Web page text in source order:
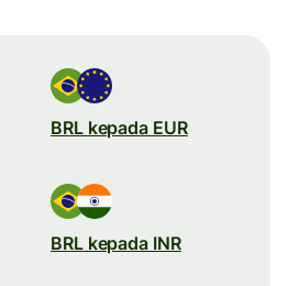
BRL kepada EUR
BRL kepada INR